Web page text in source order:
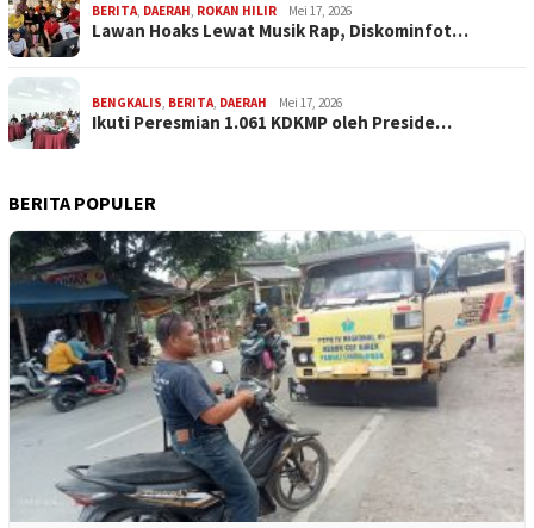
BERITA, DAERAH, ROKAN HILIR Mei 17, 2026
Lawan Hoaks Lewat Musik Rap, Diskominfot…
BENGKALIS, BERITA, DAERAH Mei 17, 2026
Ikuti Peresmian 1.061 KDKMP oleh Preside…
BERITA POPULER